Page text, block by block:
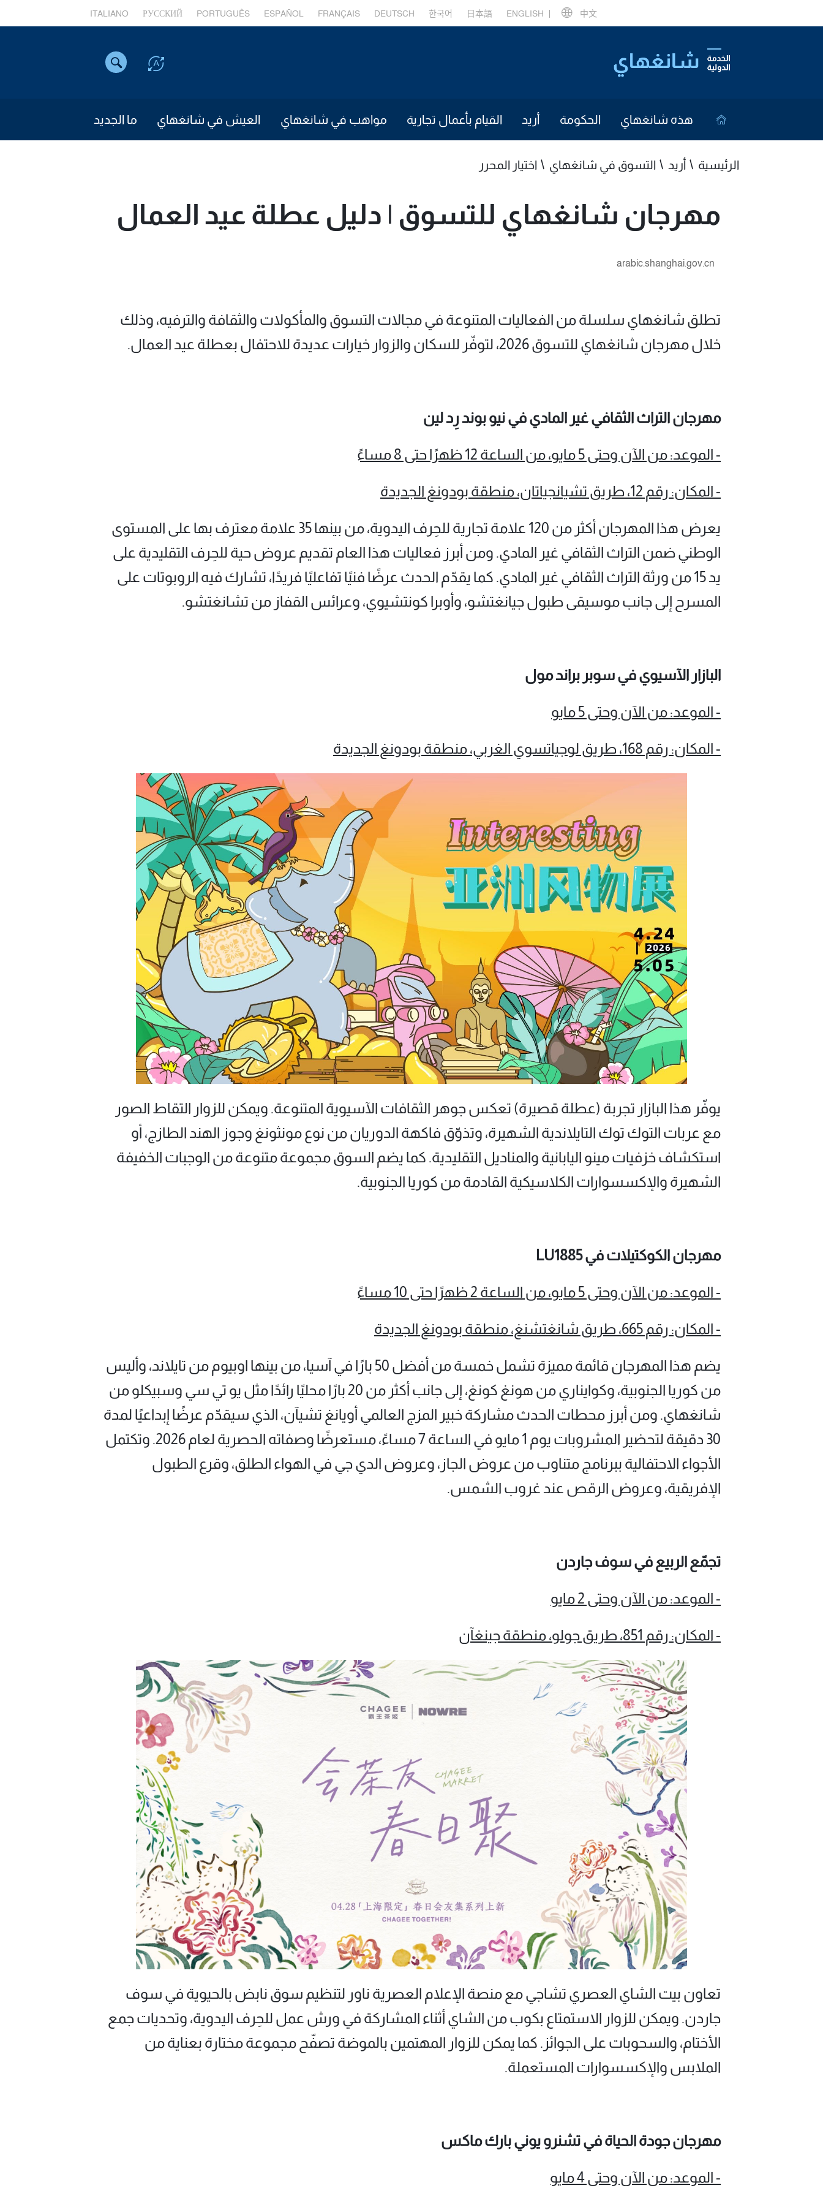
中文
ENGLISH
日本語
한국어
DEUTSCH
FRANÇAIS
ESPAÑOL
PORTUGUÊS
РУССКИЙ
ITALIANO
هذه شانغهاي الحكومة أريد القيام بأعمال تجارية مواهب في شانغهاي العيش في شانغهاي ما الجديد
الرئيسية أريد التسوق في شانغهاي اختيار المحرر
مهرجان شانغهاي للتسوق | دليل عطلة عيد العمال
arabic.shanghai.gov.cn
تطلق شانغهاي سلسلة من الفعاليات المتنوعة في مجالات التسوق والمأكولات والثقافة والترفيه، وذلك
خلال مهرجان شانغهاي للتسوق 2026، لتوفّر للسكان والزوار خيارات عديدة للاحتفال بعطلة عيد العمال.
مهرجان التراث الثقافي غير المادي في نيو بوند رِد لين
- الموعد: من الآن وحتى 5 مايو، من الساعة 12 ظهرًا حتى 8 مساءً
- المكان: رقم 12، طريق تشيانجياتان، منطقة بودونغ الجديدة
يعرض هذا المهرجان أكثر من 120 علامة تجارية للحِرف اليدوية، من بينها 35 علامة معترف بها على المستوى
الوطني ضمن التراث الثقافي غير المادي. ومن أبرز فعاليات هذا العام تقديم عروض حية للحِرف التقليدية على
يد 15 من ورثة التراث الثقافي غير المادي. كما يقدّم الحدث عرضًا فنيًا تفاعليًا فريدًا، تشارك فيه الروبوتات على
المسرح إلى جانب موسيقى طبول جيانغتشو، وأوبرا كونتشيوي، وعرائس القفاز من تشانغتشو.
البازار الآسيوي في سوبر براند مول
- الموعد: من الآن وحتى 5 مايو
- المكان: رقم 168، طريق لوجياتسوي الغربي، منطقة بودونغ الجديدة
يوفّر هذا البازار تجربة (عطلة قصيرة) تعكس جوهر الثقافات الآسيوية المتنوعة. ويمكن للزوار التقاط الصور
مع عربات التوك توك التايلاندية الشهيرة، وتذوّق فاكهة الدوريان من نوع مونثونغ وجوز الهند الطازج، أو
استكشاف خزفيات مينو اليابانية والمناديل التقليدية. كما يضم السوق مجموعة متنوعة من الوجبات الخفيفة
الشهيرة والإكسسوارات الكلاسيكية القادمة من كوريا الجنوبية.
مهرجان الكوكتيلات في LU1885
- الموعد: من الآن وحتى 5 مايو، من الساعة 2 ظهرًا حتى 10 مساءً
- المكان: رقم 665، طريق شانغتشنغ، منطقة بودونغ الجديدة
يضم هذا المهرجان قائمة مميزة تشمل خمسة من أفضل 50 بارًا في آسيا، من بينها اوبيوم من تايلاند، وأليس
من كوريا الجنوبية، وكوايناري من هونغ كونغ، إلى جانب أكثر من 20 بارًا محليًا رائدًا مثل يو تي سي وسبيكلو من
شانغهاي. ومن أبرز محطات الحدث مشاركة خبير المزج العالمي أويانغ تشيآن، الذي سيقدّم عرضًا إبداعيًا لمدة
30 دقيقة لتحضير المشروبات يوم 1 مايو في الساعة 7 مساءً، مستعرضًا وصفاته الحصرية لعام 2026. وتكتمل
الأجواء الاحتفالية ببرنامج متناوب من عروض الجاز، وعروض الدي جي في الهواء الطلق، وقرع الطبول
الإفريقية، وعروض الرقص عند غروب الشمس.
تجمّع الربيع في سوف جاردن
- الموعد: من الآن وحتى 2 مايو
- المكان: رقم 851، طريق جولو، منطقة جينغآن
تعاون بيت الشاي العصري تشاجي مع منصة الإعلام العصرية ناور لتنظيم سوق نابض بالحيوية في سوف
جاردن. ويمكن للزوار الاستمتاع بكوب من الشاي أثناء المشاركة في ورش عمل للحِرف اليدوية، وتحديات جمع
الأختام، والسحوبات على الجوائز. كما يمكن للزوار المهتمين بالموضة تصفّح مجموعة مختارة بعناية من
الملابس والإكسسوارات المستعملة.
مهرجان جودة الحياة في تشنرو يوني بارك ماكس
- الموعد: من الآن وحتى 4 مايو